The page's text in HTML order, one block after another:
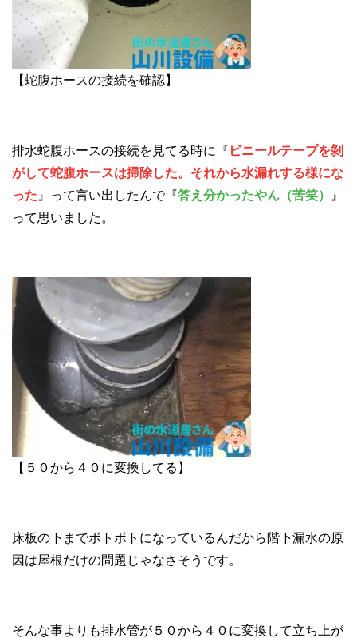
【蛇腹ホースの接続を確認】
排水蛇腹ホースの接続を見てる時に『 ビニールテープを剝
がして蛇腹ホースは掃除した。それから水漏れする様にな
った 』って言い出したんで『答え分かったやん（苦笑）
』
って思いました。
【５０から４０に変換してる】
床板の下までボトボトになっているんだから階下漏水の原
因は屋根だけの問題じゃなさそうです。
そんな事よりも排水管が５０から４０に変換して立ち上が